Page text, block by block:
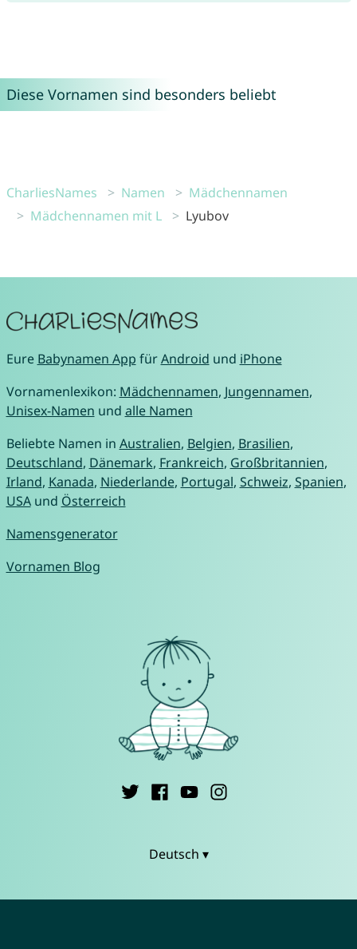
Diese Vornamen sind besonders beliebt
CharliesNames Namen
Mädchennamen
Mädchennamen mit L
Lyubov
Eure Babynamen App fürAndroid und iPhone
Vornamenlexikon: Mädchennamen, Jungennamen,
Unisex-Namen und alle Namen
Beliebte Namen in Australien, Belgien, Brasilien,
Deutschland, Dänemark, Frankreich, Großbritannien,
Irland, Kanada, Niederlande, Portugal, Schweiz, Spanien,
USAund Österreich
Namensgenerator
Vornamen Blog
Deutsch ▾